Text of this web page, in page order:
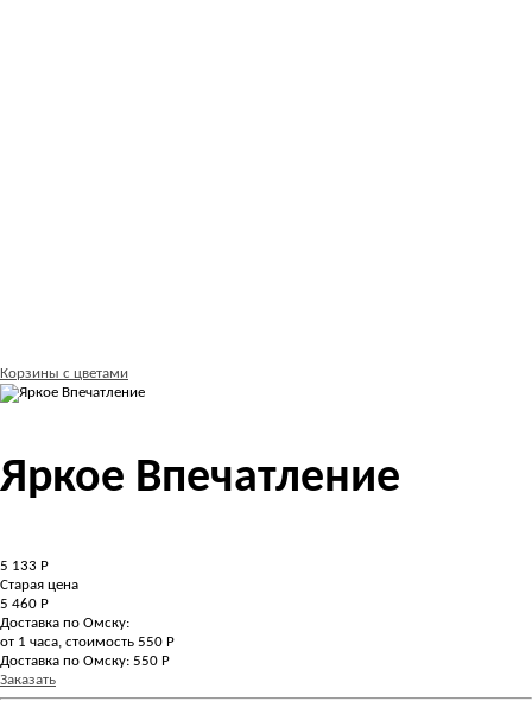
Корзины с цветами
Яркое Впечатление
5 133 Р
Старая цена
5 460 Р
Доставка по Омску:
от 1 часа, стоимость 550 Р
Доставка по Омску: 550 Р
Заказать